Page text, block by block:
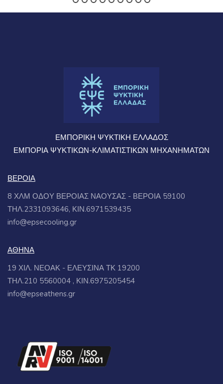
ΕΜΠΟΡΙΚΗ ΨΥΚΤΙΚΗ ΕΛΛΑΔΟΣ
ΕΜΠΟΡΙΑ ΨΥΚΤΙΚΩΝ-ΚΛΙΜΑΤΙΣΤΙΚΩΝ ΜΗΧΑΝΗΜΑΤΩΝ
ΒΕΡΟΙΑ
8 ΧΛΜ ΟΔΟΥ ΒΕΡΟΙΑΣ ΝΑΟΥΣΑΣ - ΒΕΡΟΙΑ 59100
ΤΗΛ.2331093646, ΚΙΝ.6971539435
info@epsecooling.gr
ΑΘΗΝΑ
19 ΧΙΛ. ΝΕΟΑΚ - ΕΛΕΥΣΙΝΑ ΤΚ 19200
ΤΗΛ.210 5560004 , ΚΙΝ.6975205454
info@epseathens.gr